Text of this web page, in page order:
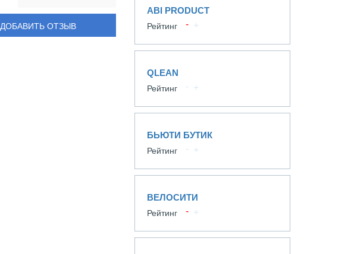
ДОБАВИТЬ ОТЗЫВ
ABI PRODUCT
Рейтинг
QLEAN
Рейтинг
БЬЮТИ БУТИК
Рейтинг
ВЕЛОСИТИ
Рейтинг